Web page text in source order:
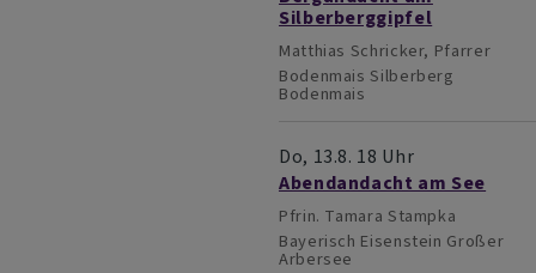
Silberberggipfel
Matthias Schricker, Pfarrer
Bodenmais Silberberg
Bodenmais
Do, 13.8. 18 Uhr
Abendandacht am See
Pfrin. Tamara Stampka
Bayerisch Eisenstein Großer
Arbersee